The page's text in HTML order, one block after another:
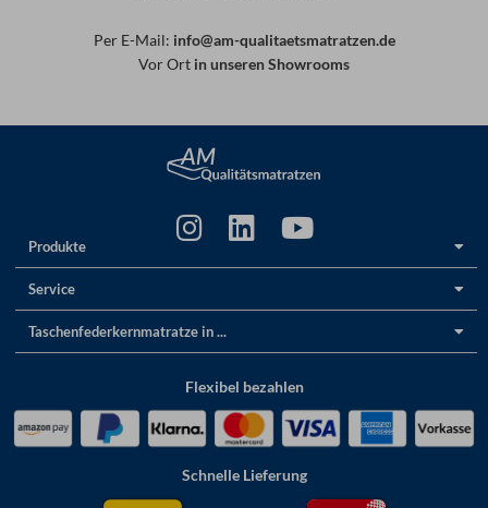
Per E-Mail: info@am-qualitaetsmatratzen.de
Vor Ort in unseren Showrooms
Produkte
Service
Taschenfederkernmatratze in ...
Flexibel bezahlen
Schnelle Lieferung